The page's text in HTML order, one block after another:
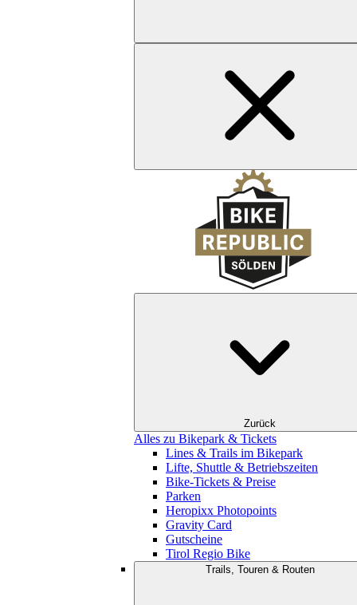
Zurück
Alles zu Bikepark & Tickets
Lines & Trails im Bikepark
Lifte, Shuttle & Betriebszeiten
Bike-Tickets & Preise
Parken
Heropixx Photopoints
Gravity Card
Gutscheine
Tirol Regio Bike
Trails, Touren & Routen